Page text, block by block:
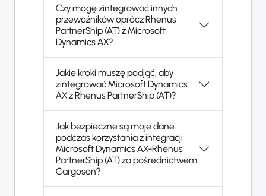
Czy mogę zintegrować innych
przewoźników oprócz Rhenus
PartnerShip (AT) z Microsoft
Dynamics AX?
Jakie kroki muszę podjąć, aby
zintegrować Microsoft Dynamics
AX z Rhenus PartnerShip (AT)?
Jak bezpieczne są moje dane
podczas korzystania z integracji
Microsoft Dynamics AX-Rhenus
PartnerShip (AT) za pośrednictwem
Cargoson?